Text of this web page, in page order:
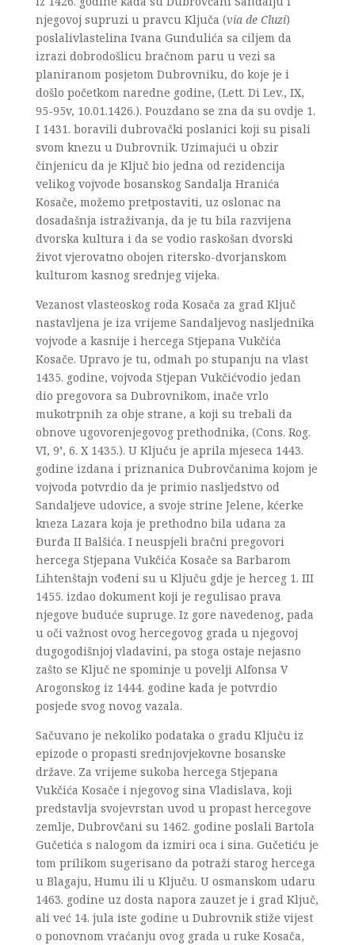
njegovoj supruzi u pravcu Ključa (via de Cluzi)
poslalivlastelina Ivana Gundulića sa ciljem da
izrazi dobrodošlicu bračnom paru u vezi sa
planiranom posjetom Dubrovniku, do koje je i
došlo početkom naredne godine, (Lett. Di Lev., IX,
95-95v, 10.01.1426.). Pouzdano se zna da su ovdje 1.
I 1431. boravili dubrovački poslanici koji su pisali
svom knezu u Dubrovnik. Uzimajući u obzir
činjenicu da je Ključ bio jedna od rezidencija
velikog vojvode bosanskog Sandalja Hranića
Kosače, možemo pretpostaviti, uz oslonac na
dosadašnja istraživanja, da je tu bila razvijena
dvorska kultura i da se vodio raskošan dvorski
život vjerovatno obojen ritersko-dvorjanskom
kulturom kasnog srednjeg vijeka.
Vezanost vlasteoskog roda Kosača za grad Ključ
nastavljena je iza vrijeme Sandaljevog nasljednika
vojvode a kasnije i hercega Stjepana Vukčića
Kosače. Upravo je tu, odmah po stupanju na vlast
1435. godine, vojvoda Stjepan Vukčićvodio jedan
dio pregovora sa Dubrovnikom, inače vrlo
mukotrpnih za obje strane, a koji su trebali da
obnove ugovorenjegovog prethodnika, (Cons. Rog.
VI, 9’, 6. X 1435.). U Ključu je aprila mjeseca 1443.
godine izdana i priznanica Dubrovčanima kojom je
vojvoda potvrdio da je primio nasljedstvo od
Sandaljeve udovice, a svoje strine Jelene, kćerke
kneza Lazara koja je prethodno bila udana za
Đurđa II Balšića. I neuspjeli bračni pregovori
hercega Stjepana Vukčića Kosače sa Barbarom
Lihtenštajn vođeni su u Ključu gdje je herceg 1. III
1455. izdao dokument koji je regulisao prava
njegove buduće supruge. Iz gore navedenog, pada
u oči važnost ovog hercegovog grada u njegovoj
dugogodišnjoj vladavini, pa stoga ostaje nejasno
zašto se Ključ ne spominje u povelji Alfonsa V
Arogonskog iz 1444. godine kada je potvrdio
posjede svog novog vazala.
Sačuvano je nekoliko podataka o gradu Ključu iz
epizode o propasti srednjovjekovne bosanske
države. Za vrijeme sukoba hercega Stjepana
Vukčića Kosače i njegovog sina Vladislava, koji
predstavlja svojevrstan uvod u propast hercegove
zemlje, Dubrovčani su 1462. godine poslali Bartola
Gučetića s nalogom da izmiri oca i sina. Gučetiću je
tom prilikom sugerisano da potraži starog hercega
u Blagaju, Humu ili u Ključu. U osmanskom udaru
1463. godine uz dosta napora zauzet je i grad Ključ,
ali već 14. jula iste godine u Dubrovnik stiže vijest
o ponovnom vraćanju ovog grada u ruke Kosača,